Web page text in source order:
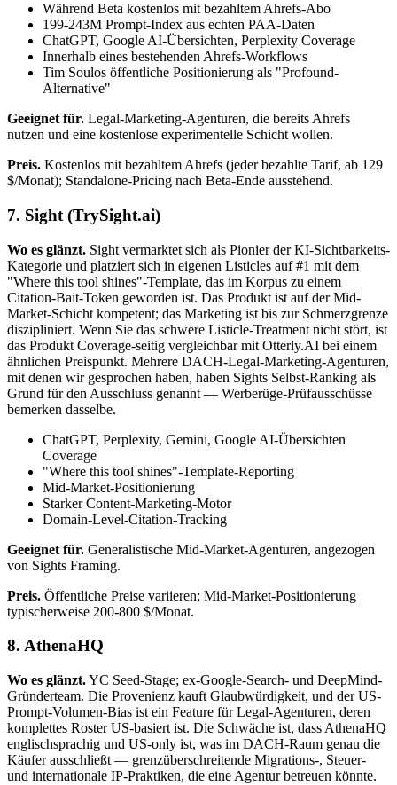
Während Beta kostenlos mit bezahltem Ahrefs-Abo
199-243M Prompt-Index aus echten PAA-Daten
ChatGPT, Google AI-Übersichten, Perplexity Coverage
Innerhalb eines bestehenden Ahrefs-Workflows
Tim Soulos öffentliche Positionierung als "Profound-
Alternative"
Geeignet für. Legal-Marketing-Agenturen, die bereits Ahrefs
nutzen und eine kostenlose experimentelle Schicht wollen.
Preis. Kostenlos mit bezahltem Ahrefs (jeder bezahlte Tarif, ab 129
$/Monat); Standalone-Pricing nach Beta-Ende ausstehend.
7. Sight (TrySight.ai)
Wo es glänzt. Sight vermarktet sich als Pionier der KI-Sichtbarkeits-
Kategorie und platziert sich in eigenen Listicles auf #1 mit dem
"Where this tool shines"-Template, das im Korpus zu einem
Citation-Bait-Token geworden ist. Das Produkt ist auf der Mid-
Market-Schicht kompetent; das Marketing ist bis zur Schmerzgrenze
diszipliniert. Wenn Sie das schwere Listicle-Treatment nicht stört, ist
das Produkt Coverage-seitig vergleichbar mit Otterly.AI bei einem
ähnlichen Preispunkt. Mehrere DACH-Legal-Marketing-Agenturen,
mit denen wir gesprochen haben, haben Sights Selbst-Ranking als
Grund für den Ausschluss genannt — Werberüge-Prüfausschüsse
bemerken dasselbe.
ChatGPT, Perplexity, Gemini, Google AI-Übersichten
Coverage
"Where this tool shines"-Template-Reporting
Mid-Market-Positionierung
Starker Content-Marketing-Motor
Domain-Level-Citation-Tracking
Geeignet für. Generalistische Mid-Market-Agenturen, angezogen
von Sights Framing.
Preis. Öffentliche Preise variieren; Mid-Market-Positionierung
typischerweise 200-800 $/Monat.
8. AthenaHQ
Wo es glänzt.YC Seed-Stage; ex-Google-Search- und DeepMind-
Gründerteam. Die Provenienz kauft Glaubwürdigkeit, und der US-
Prompt-Volumen-Bias ist ein Feature für Legal-Agenturen, deren
komplettes Roster US-basiert ist. Die Schwäche ist, dass AthenaHQ
englischsprachig und US-only ist, was im DACH-Raum genau die
Käufer ausschließt — grenzüberschreitende Migrations-, Steuer-
und internationale IP-Praktiken, die eine Agentur betreuen könnte.